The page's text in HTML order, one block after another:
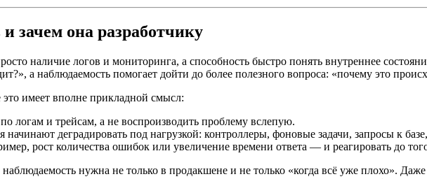
зачем она разработчику
наличие логов и мониторинга, а способность быстро понять внутреннее
а наблюдаемость помогает дойти до более полезного вопроса: «почему это
имеет вполне прикладной смысл:
логам и трейсам, а не воспроизводить проблему вслепую.
деградировать под нагрузкой: контроллеры, фоновые задачи, запросы к
рост количества ошибок или увеличение времени ответа — и реагировать до
нужна не только в продакшене и не только «когда всё уже плохо».